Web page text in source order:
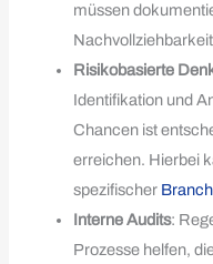
müssen
Risikobasierte
Identifikation und
Chancen ist
erreichen. Hierbei
spezifischer
Interne Audits:
Prozesse helfen,